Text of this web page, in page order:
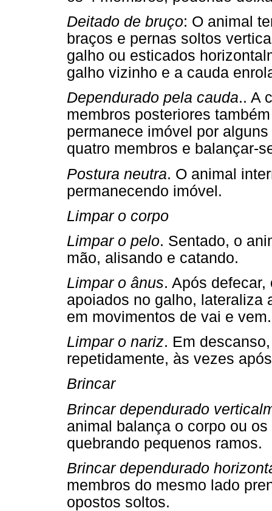
Deitado de bruço: O animal
braços e pernas soltos
galho ou esticados
galho vizinho e a cauda
Dependurado pela cauda.. A
membros posteriores
permanece imóvel por
quatro membros e balançar-
Postura neutra. O animal
permanecendo imóvel.
Limpar o corpo
Limpar o pelo. Sentado, o
mão, alisando e catando.
Limpar o ânus. Após
apoiados no galho, lateraliza
em movimentos de vai e vem.
Limpar o nariz. Em
repetidamente, às vezes
Brincar
Brincar dependurado
animal balança o corpo ou
quebrando pequenos ramos.
Brincar dependurado
membros do mesmo lado
opostos soltos.